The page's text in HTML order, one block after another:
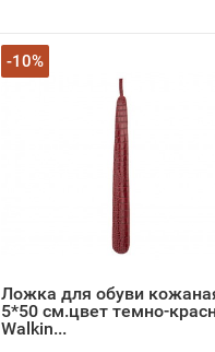
-10%
Ложка для обуви
5*50 см.цвет темно-
Walkin...